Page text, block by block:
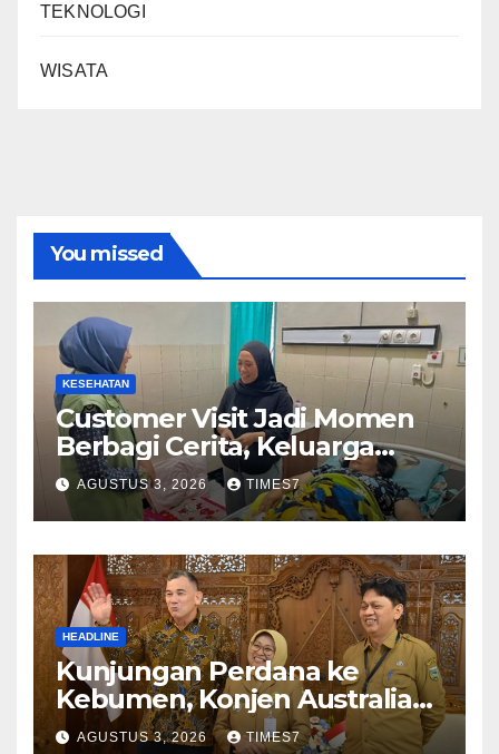
TEKNOLOGI
WISATA
You missed
KESEHATAN
Customer Visit Jadi Momen
Berbagi Cerita, Keluarga
Nurhayati Rasakan Manfaat
NyataProgram JKN
AGUSTUS 3, 2026 TIMES7
HEADLINE
Kunjungan Perdana ke
Kebumen, Konjen Australia
Jajaki Kerja Sama Pariwisata
AGUSTUS 3, 2026 TIMES7